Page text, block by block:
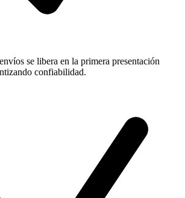
se libera en la primera presentación
confiabilidad.